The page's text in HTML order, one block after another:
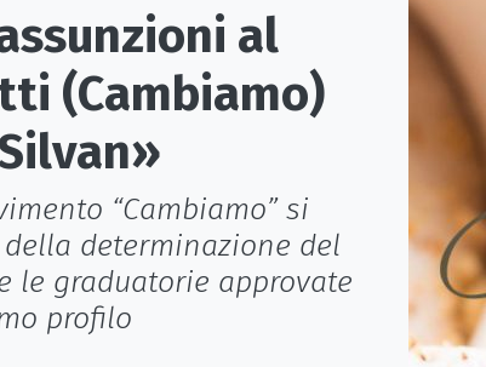
al
(Cambiamo)
“Cambiamo” si
determinazione del
le graduatorie approvate
profilo